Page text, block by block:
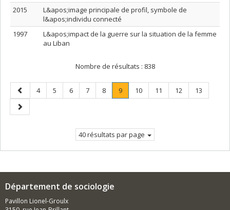
2015
L&apos;image principale de profil, symbole de
l&apos;individu connecté
1997
L&apos;impact de la guerre sur la situation de la femme
au Liban
Nombre de résultats : 838
Page
précédente
Page
4 Page
5 Page
6 Page
7 Page
8 Page
9.
Page
Page
10 Page
11 Page
12 Page
13
Page
suivante
40 résultats par page
Département de sociologie
Pavillon Lionel-Groulx